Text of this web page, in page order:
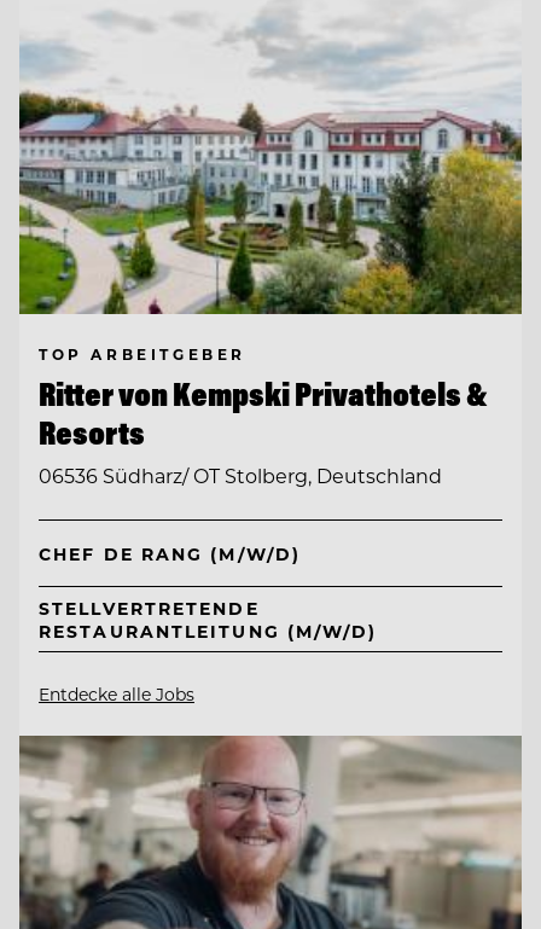
TOP ARBEITGEBER
Ritter von Kempski Privathotels &
Resorts
06536 Südharz/ OT Stolberg, Deutschland
CHEF DE RANG (M/W/D)
STELLVERTRETENDE
RESTAURANTLEITUNG (M/W/D)
Entdecke alle Jobs